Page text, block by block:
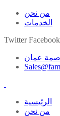
من نحن
الخدمات
Twitter
عمان
الرئيسية
من نحن